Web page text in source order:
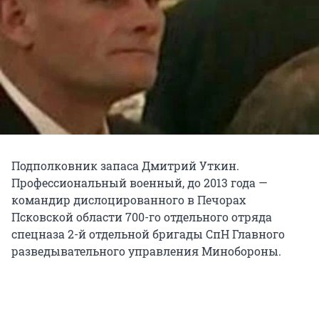
Подполковник запаса Дмитрий Уткин.
Профессиональный военный, до 2013 года —
командир дислоцированного в Печорах
Псковской области 700-го отдельного отряда
спецназа 2-й отдельной бригады СпН Главного
разведывательного управления Минобороны.